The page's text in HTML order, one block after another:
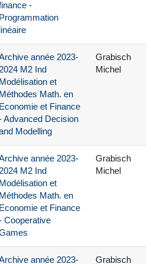
-
Programmation
linéaire
année 2023-
2024 M2 Ind
Modélisation et
Méthodes Math. en
Economie et Finance
Advanced Decision
Modelling
Grabisch
Michel
année 2023-
2024 M2 Ind
Modélisation et
Méthodes Math. en
Economie et Finance
Cooperative
Grabisch
Michel
année 2023- Grabisch